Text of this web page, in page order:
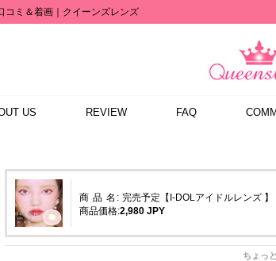
コミ＆着画｜クイーンズレンズ
US REVIEW FAQ
商 品 名: 完売予定【I-DOLアイドルレンズ
商品価格:2,980 JPY
ちょっ